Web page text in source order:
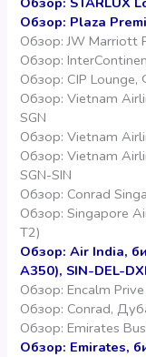
Обзор: Plaza
Обзор: JW Marriott
Обзор:
Обзор: CIP Lounge,
Обзор: Vietnam
SGN
Обзор: Vietnam
Обзор: Vietnam
SGN-SIN
Обзор: Conrad
Обзор: Singapore
T2)
Обзор: Air India,
A350), SIN-DEL-
Обзор: Encalm
Обзор: Conrad,
Обзор: Emirates
Обзор: Emirates,